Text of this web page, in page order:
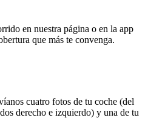
en nuestra página o en la app
que más te convenga.
cuatro fotos de tu coche (del
derecho e izquierdo) y una de tu